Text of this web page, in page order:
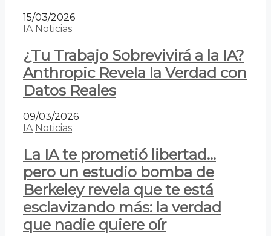
15/03/2026
IA Noticias
¿Tu Trabajo Sobrevivirá a la IA?
Anthropic Revela la Verdad con
Datos Reales
09/03/2026
IA Noticias
La IA te prometió libertad…
pero un estudio bomba de
Berkeley revela que te está
esclavizando más: la verdad
que nadie quiere oír